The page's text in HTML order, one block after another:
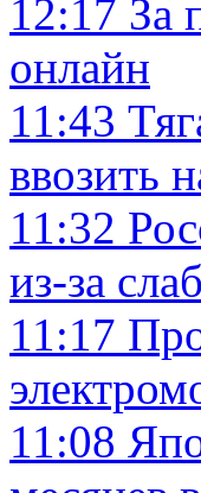
12:17 За
онлайн
11:43
ввозить
11:32
из-за
11:17
11:08